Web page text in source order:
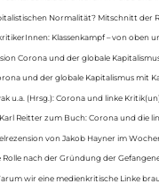
Normalität? Mitschnitt der
Klassenkampf – von oben
Corona und der globale
und der globale Kapitalismus mit
u.a. (Hrsg.): Corona und linke
Reitter zum Buch: Corona und die
von Jakob Hayner im
nach der Gründung der
wir eine medienkritische Linke